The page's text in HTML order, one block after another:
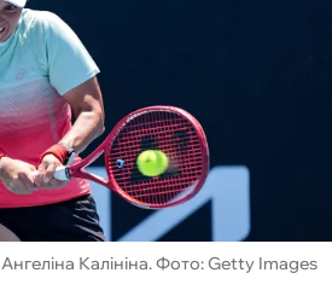
Ангеліна Калініна. Фото: Getty Images